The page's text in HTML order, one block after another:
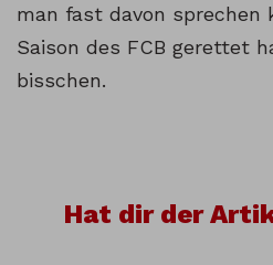
man fast davon sprechen
Saison des FCB gerettet
bisschen.
Hat dir der